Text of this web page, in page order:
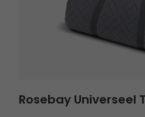
Rosebay Universeel